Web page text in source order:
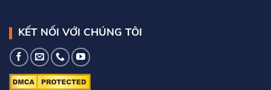
KẾT NỐI VỚI CHÚNG TÔI